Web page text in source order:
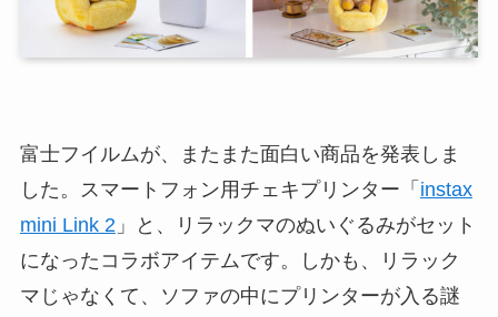
富士フイルムが、またまた面白い商品を発表しま
した。スマートフォン用チェキプリンター「 instax
mini Link 2」と、リラックマのぬいぐるみがセット
になったコラボアイテムです。しかも、リラック
マじゃなくて、ソファの中にプリンターが入る謎